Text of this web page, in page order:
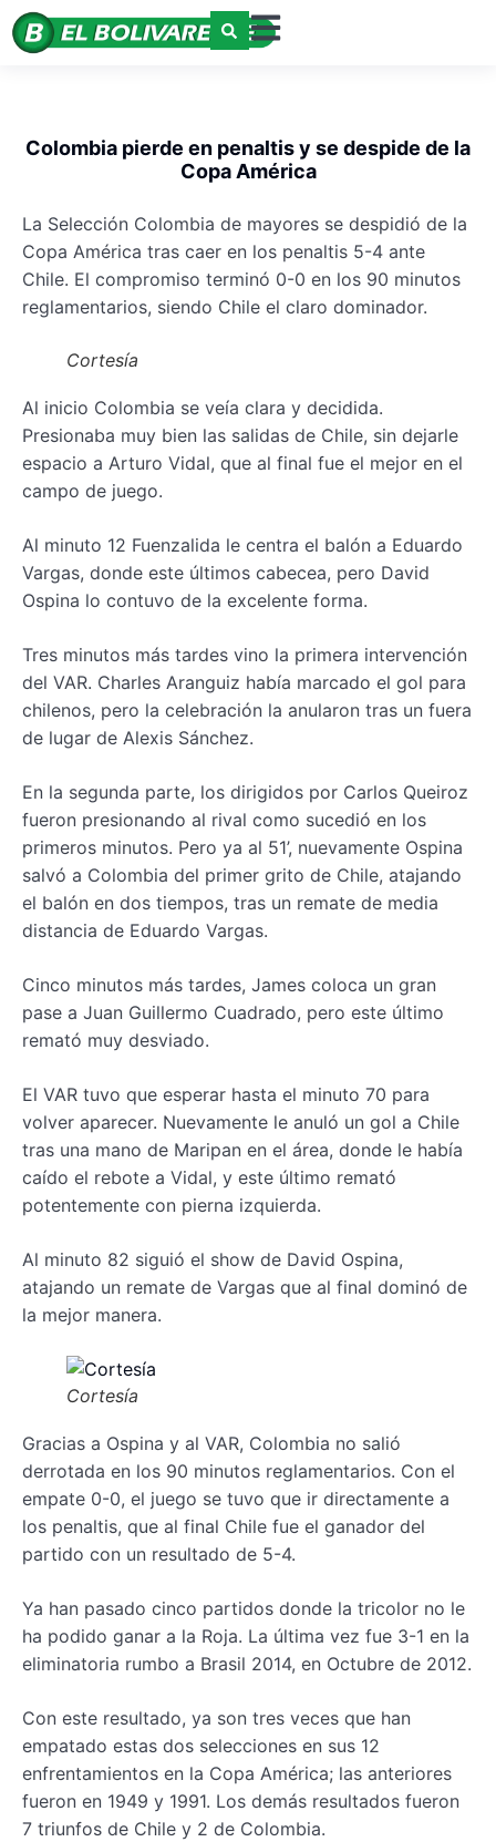
Colombia pierde en penaltis y se despide de la
Copa América
La Selección Colombia de mayores se despidió de la
Copa América tras caer en los penaltis 5-4 ante
Chile. El compromiso terminó 0-0 en los 90 minutos
reglamentarios, siendo Chile el claro dominador.
Cortesía
Al inicio Colombia se veía clara y decidida.
Presionaba muy bien las salidas de Chile, sin dejarle
espacio a Arturo Vidal, que al final fue el mejor en el
campo de juego.
Al minuto 12 Fuenzalida le centra el balón a Eduardo
Vargas, donde este últimos cabecea, pero David
Ospina lo contuvo de la excelente forma.
Tres minutos más tardes vino la primera intervención
del VAR. Charles Aranguiz había marcado el gol para
chilenos, pero la celebración la anularon tras un fuera
de lugar de Alexis Sánchez.
En la segunda parte, los dirigidos por Carlos Queiroz
fueron presionando al rival como sucedió en los
primeros minutos. Pero ya al 51’, nuevamente Ospina
salvó a Colombia del primer grito de Chile, atajando
el balón en dos tiempos, tras un remate de media
distancia de Eduardo Vargas.
Cinco minutos más tardes, James coloca un gran
pase a Juan Guillermo Cuadrado, pero este último
remató muy desviado.
El VAR tuvo que esperar hasta el minuto 70 para
volver aparecer. Nuevamente le anuló un gol a Chile
tras una mano de Maripan en el área, donde le había
caído el rebote a Vidal, y este último remató
potentemente con pierna izquierda.
Al minuto 82 siguió el show de David Ospina,
atajando un remate de Vargas que al final dominó de
la mejor manera.
Cortesía
Gracias a Ospina y al VAR, Colombia no salió
derrotada en los 90 minutos reglamentarios. Con el
empate 0-0, el juego se tuvo que ir directamente a
los penaltis, que al final Chile fue el ganador del
partido con un resultado de 5-4.
Ya han pasado cinco partidos donde la tricolor no le
ha podido ganar a la Roja. La última vez fue 3-1 en la
eliminatoria rumbo a Brasil 2014, en Octubre de 2012.
Con este resultado, ya son tres veces que han
empatado estas dos selecciones en sus 12
enfrentamientos en la Copa América; las anteriores
fueron en 1949 y 1991. Los demás resultados fueron
7 triunfos de Chile y 2 de Colombia.